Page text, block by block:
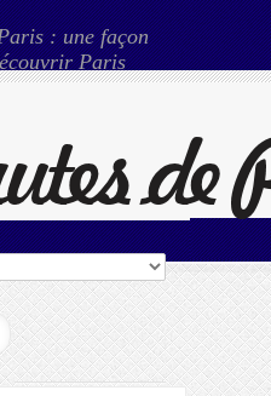
: une façon
Paris